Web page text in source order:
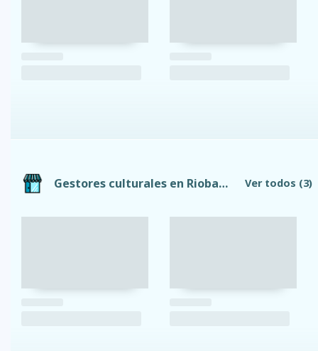
Gestores culturales en Riobamba Ver todos (3)